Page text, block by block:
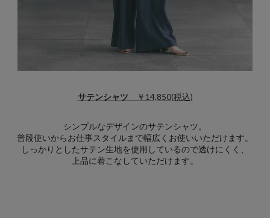
サテンシャツ ￥14,850(税込)
シンプルなデザインのサテンシャツ。
普段使いからお仕事スタイルまで幅広くお使いいただけます。
しっかりとしたサテン生地を使用しているので透けにくく、
上品に着こなしていただけます。